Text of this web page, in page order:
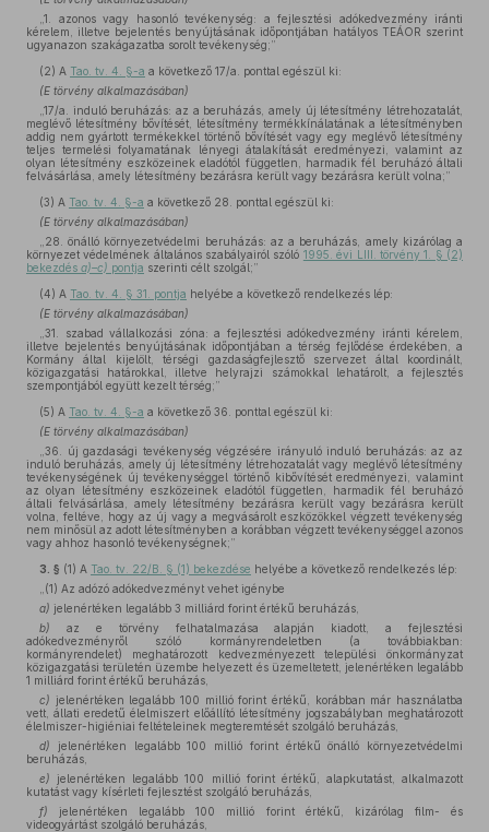
„1. azonos vagy hasonló tevékenység: a fejlesztési adókedvezmény iránti
kérelem, illetve bejelentés benyújtásának időpontjában hatályos TEÁOR szerint
ugyanazon szakágazatba sorolt tevékenység;”
(2) A Tao. tv. 4. §-a a következő 17/a. ponttal egészül ki:
(E törvény alkalmazásában)
„17/a. induló beruházás: az a beruházás, amely új létesítmény létrehozatalát,
meglévő létesítmény bővítését, létesítmény termékkínálatának a létesítményben
addig nem gyártott termékekkel történő bővítését vagy egy meglévő létesítmény
teljes termelési folyamatának lényegi átalakítását eredményezi, valamint az
olyan létesítmény eszközeinek eladótól független, harmadik fél beruházó általi
felvásárlása, amely létesítmény bezárásra került vagy bezárásra került volna;”
(3) A Tao. tv. 4. §-a a következő 28. ponttal egészül ki:
(E törvény alkalmazásában)
„28. önálló környezetvédelmi beruházás: az a beruházás, amely kizárólag a
környezet védelmének általános szabályairól szóló 1995. évi LIII. törvény 1. § (2)
bekezdés a)–c) pontja szerinti célt szolgál;”
(4) A Tao. tv. 4. § 31. pontja helyébe a következő rendelkezés lép:
(E törvény alkalmazásában)
„31. szabad vállalkozási zóna: a fejlesztési adókedvezmény iránti kérelem,
illetve bejelentés benyújtásának időpontjában a térség fejlődése érdekében, a
Kormány által kijelölt, térségi gazdaságfejlesztő szervezet által koordinált,
közigazgatási határokkal, illetve helyrajzi számokkal lehatárolt, a fejlesztés
szempontjából együtt kezelt térség;”
(5) A Tao. tv. 4. §-a a következő 36. ponttal egészül ki:
(E törvény alkalmazásában)
„36. új gazdasági tevékenység végzésére irányuló induló beruházás: az az
induló beruházás, amely új létesítmény létrehozatalát vagy meglévő létesítmény
tevékenységének új tevékenységgel történő kibővítését eredményezi, valamint
az olyan létesítmény eszközeinek eladótól független, harmadik fél beruházó
általi felvásárlása, amely létesítmény bezárásra került vagy bezárásra került
volna, feltéve, hogy az új vagy a megvásárolt eszközökkel végzett tevékenység
nem minősül az adott létesítményben a korábban végzett tevékenységgel azonos
vagy ahhoz hasonló tevékenységnek;”
3. § (1) A Tao. tv. 22/B. § (1) bekezdése helyébe a következő rendelkezés lép:
„(1) Az adózó adókedvezményt vehet igénybe
a) jelenértéken legalább 3 milliárd forint értékű beruházás,
b) az e törvény felhatalmazása alapján kiadott, a fejlesztési
adókedvezményről szóló kormányrendeletben (a továbbiakban:
kormányrendelet) meghatározott kedvezményezett települési önkormányzat
közigazgatási területén üzembe helyezett és üzemeltetett, jelenértéken legalább
1 milliárd forint értékű beruházás,
c) jelenértéken legalább 100 millió forint értékű, korábban már használatba
vett, állati eredetű élelmiszert előállító létesítmény jogszabályban meghatározott
élelmiszer-higiéniai feltételeinek megteremtését szolgáló beruházás,
d) jelenértéken legalább 100 millió forint értékű önálló környezetvédelmi
beruházás,
e) jelenértéken legalább 100 millió forint értékű, alapkutatást, alkalmazott
kutatást vagy kísérleti fejlesztést szolgáló beruházás,
f) jelenértéken legalább 100 millió forint értékű, kizárólag film- és
videogyártást szolgáló beruházás,